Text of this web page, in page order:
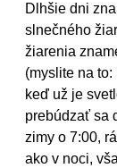
Dlhšie dni
slnečného
žiarenia
(myslite na
keď už je
prebúdzať sa
zimy o 7:00,
ako v noci,